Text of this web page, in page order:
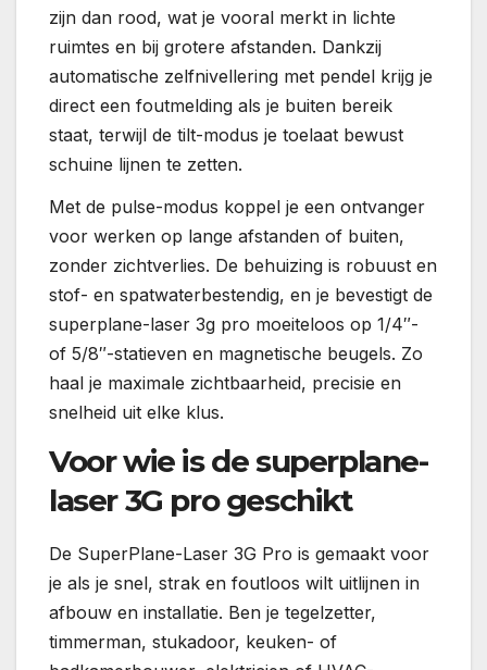
zijn dan rood, wat je vooral merkt in lichte
ruimtes en bij grotere afstanden. Dankzij
automatische zelfnivellering met pendel krijg je
direct een foutmelding als je buiten bereik
staat, terwijl de tilt-modus je toelaat bewust
schuine lijnen te zetten.
Met de pulse-modus koppel je een ontvanger
voor werken op lange afstanden of buiten,
zonder zichtverlies. De behuizing is robuust en
stof- en spatwaterbestendig, en je bevestigt de
superplane-laser 3g pro moeiteloos op 1/4″-
of 5/8″-statieven en magnetische beugels. Zo
haal je maximale zichtbaarheid, precisie en
snelheid uit elke klus.
Voor wie is de superplane-
laser 3G pro geschikt
De SuperPlane-Laser 3G Pro is gemaakt voor
je als je snel, strak en foutloos wilt uitlijnen in
afbouw en installatie. Ben je tegelzetter,
timmerman, stukadoor, keuken- of